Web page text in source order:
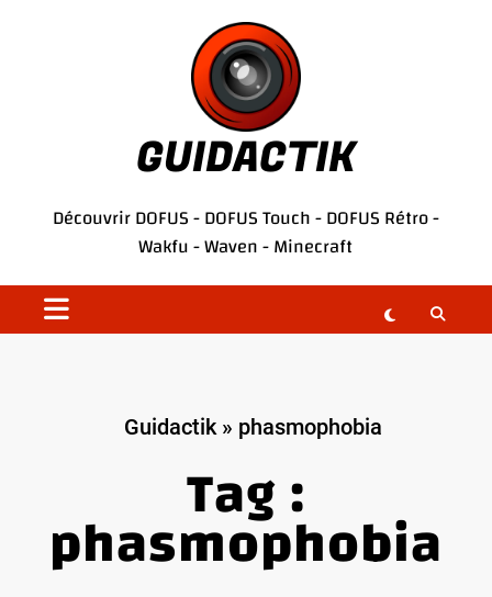
GUIDACTIK
DécouvrirDOFUS-DOFUS Touch-DOFUS Rétro-
Wakfu-Waven-Minecraft
Guidactik» phasmophobia
Tag :
phasmophobia